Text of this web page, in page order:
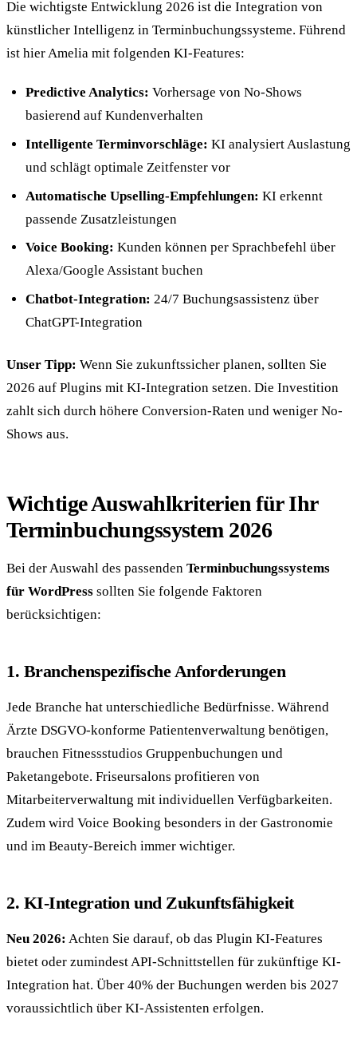
Die wichtigste Entwicklung 2026 ist die Integration von
künstlicher Intelligenz in Terminbuchungssysteme. Führend
ist hier Amelia mit folgenden KI-Features:
Predictive Analytics: Vorhersage von No-Shows
basierend auf Kundenverhalten
Intelligente Terminvorschläge: KI analysiert Auslastung
und schlägt optimale Zeitfenster vor
Automatische Upselling-Empfehlungen: KI erkennt
passende Zusatzleistungen
Voice Booking: Kunden können per Sprachbefehl über
Alexa/Google Assistant buchen
Chatbot-Integration: 24/7 Buchungsassistenz über
ChatGPT-Integration
Unser Tipp: Wenn Sie zukunftssicher planen, sollten Sie
2026 auf Plugins mit KI-Integration setzen. Die Investition
zahlt sich durch höhere Conversion-Raten und weniger No-
Shows aus.
Wichtige Auswahlkriterien für Ihr
Terminbuchungssystem 2026
Bei der Auswahl des passenden Terminbuchungssystems
für WordPress sollten Sie folgende Faktoren
berücksichtigen:
1. Branchenspezifische Anforderungen
Jede Branche hat unterschiedliche Bedürfnisse. Während
Ärzte DSGVO-konforme Patientenverwaltung benötigen,
brauchen Fitnessstudios Gruppenbuchungen und
Paketangebote. Friseursalons profitieren von
Mitarbeiterverwaltung mit individuellen Verfügbarkeiten.
Zudem wird Voice Booking besonders in der Gastronomie
und im Beauty-Bereich immer wichtiger.
2. KI-Integration und Zukunftsfähigkeit
Neu 2026: Achten Sie darauf, ob das Plugin KI-Features
bietet oder zumindest API-Schnittstellen für zukünftige KI-
Integration hat. Über 40% der Buchungen werden bis 2027
voraussichtlich über KI-Assistenten erfolgen.